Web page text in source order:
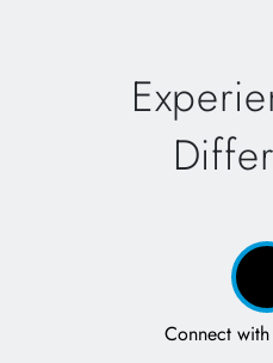
Connect